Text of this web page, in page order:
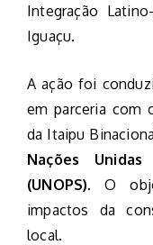
Integração
Iguaçu.
A ação foi
em parceria com
da Itaipu
Nações
(UNOPS). O
impactos da
local.